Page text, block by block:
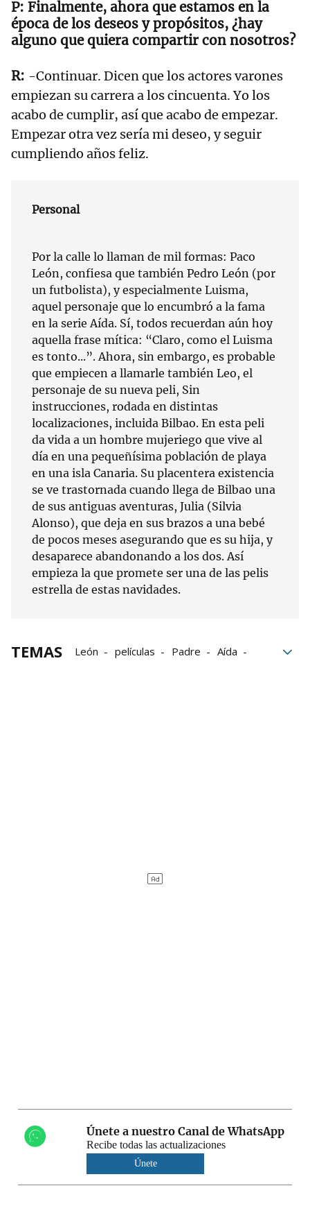
Finalmente, ahora que estamos en la
época de los deseos y propósitos, ¿hay
alguno que quiera compartir con nosotros?
-Continuar. Dicen que los actores varones
empiezan su carrera a los cincuenta. Yo los
acabo de cumplir, así que acabo de empezar.
Empezar otra vez sería mi deseo, y seguir
cumpliendo años feliz.
Personal
Por la calle lo llaman de mil formas: Paco
León, confiesa que también Pedro León (por
un futbolista), y especialmente Luisma,
aquel personaje que lo encumbró a la fama
en la serie Aída. Sí, todos recuerdan aún hoy
aquella frase mítica: “Claro, como el Luisma
es tonto...”. Ahora, sin embargo, es probable
que empiecen a llamarle también Leo, el
personaje de su nueva peli, Sin
instrucciones, rodada en distintas
localizaciones, incluida Bilbao. En esta peli
da vida a un hombre mujeriego que vive al
día en una pequeñísima población de playa
en una isla Canaria. Su placentera existencia
se ve trastornada cuando llega de Bilbao una
de sus antiguas aventuras, Julia (Silvia
Alonso), que deja en sus brazos a una bebé
de pocos meses asegurando que es su hija, y
desaparece abandonando a los dos. Así
empieza la que promete ser una de las pelis
estrella de estas navidades.
TEMAS León películas Padre
Aída
Únete a nuestro Canal de WhatsApp
Recibe todas las actualizaciones
Únete